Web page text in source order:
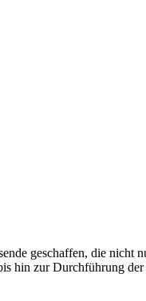
geschaffen, die nicht
hin zur Durchführung der